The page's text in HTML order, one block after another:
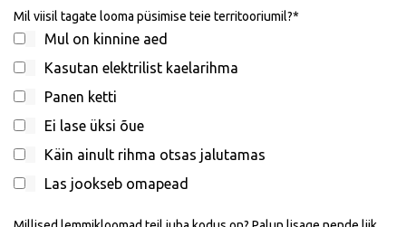
Mil viisil tagate looma püsimise teie territooriumil?
Mul on kinnine aed
Kasutan elektrilist kaelarihma
Panen ketti
Ei lase üksi õue
Käin ainult rihma otsas jalutamas
Las jookseb omapead